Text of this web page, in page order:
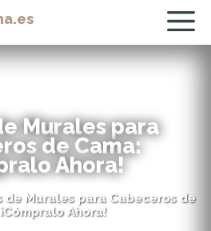
Murales para
de Cama:
Ahora!
de Murales para Cabeceros de
Ahora!